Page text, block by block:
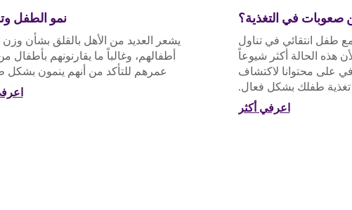
صعوبات في التغذية؟
طفل انتقائي في تناول
هذه الحالة أكثر شيوعاً
على محتوانا لاكتشاف
طفلك بشكل فعال.
اعرفي أكثر
نمو الطفل
يشعر العديد من الأهل بالقلق بشأن
أطفالهم، وغالباً ما يقارنونهم بأطفال
عمرهم للتأكد من أنهم ينمون بشكل